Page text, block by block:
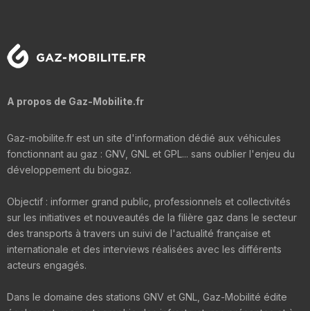
A propos de Gaz-Mobilite.fr
Gaz-mobilite.fr est un site d'information dédié aux véhicules
fonctionnant au gaz : GNV, GNL et GPL... sans oublier l'enjeu du
développement du biogaz.
Objectif : informer grand public, professionnels et collectivités
sur les initiatives et nouveautés de la filière gaz dans le secteur
des transports à travers un suivi de l'actualité française et
internationale et des interviews réalisées avec les différents
acteurs engagés.
Dans le domaine des stations GNV et GNL, Gaz-Mobilité édite